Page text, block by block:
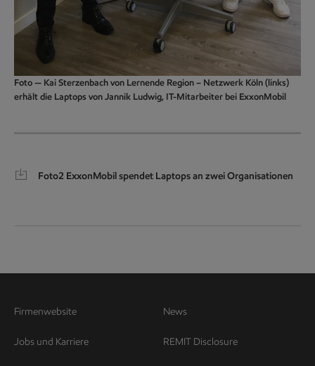
Foto — Kai Sterzenbach von Lernende Region – Netzwerk Köln (links)
erhält die Laptops von Jannik Ludwig, IT-Mitarbeiter bei ExxonMobil
Foto2 ExxonMobil spendet Laptops an zwei Organisationen
Firmenwebsite
Jobs und Karriere
News
REMIT Disclosure